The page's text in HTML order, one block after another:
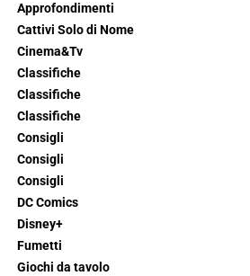
Approfondimenti
Cattivi Solo di Nome
Cinema&Tv
Classifiche
Classifiche
Classifiche
Consigli
Consigli
Consigli
DC Comics
Disney+
Fumetti
Giochi da tavolo